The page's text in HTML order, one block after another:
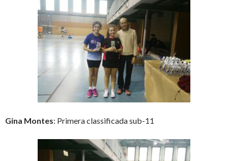
Gina Montes: Primera classificada sub-11